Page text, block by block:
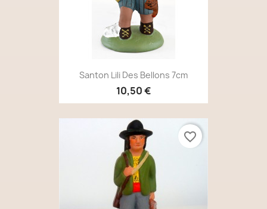
Santon Lili Des Bellons 7cm
10,50 €
favorite_border